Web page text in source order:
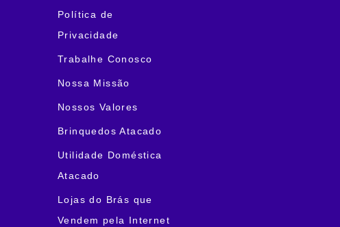
Política de
Privacidade
Trabalhe Conosco
Nossa Missão
Nossos Valores
Brinquedos Atacado
Utilidade Doméstica
Atacado
Lojas do Brás que
Vendem pela Internet